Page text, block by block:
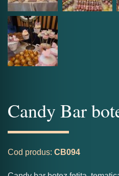
Candy Bar
Cod produs: CB094